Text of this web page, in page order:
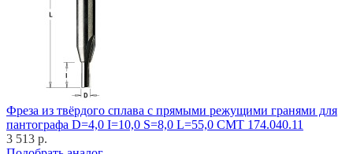
Фреза из твёрдого сплава с прямыми режущими гранями для
пантографа D=4,0 I=10,0 S=8,0 L=55,0 CMT 174.040.11
3 513 р.